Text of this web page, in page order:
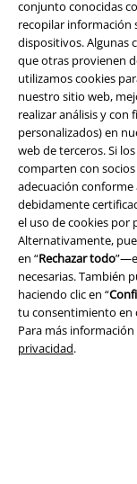
conjunto conocidas
recopilar información
dispositivos. Algunas
que otras provienen
utilizamos cookies
nuestro sitio web,
realizar análisis y con
personalizados) en
web de terceros. Si
comparten con
adecuación conforme
debidamente
el uso de cookies por
Alternativamente,
en “Rechazar todo
necesarias. También
haciendo clic en “
tu consentimiento en
Para más
privacidad.
Legal
Términos y Condiciones
Aviso Legal